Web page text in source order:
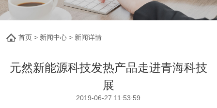
首页 > 新闻中心 > 新闻详情
元然新能源科技发热产品走进青海科技
展
2019-06-27 11:53:59